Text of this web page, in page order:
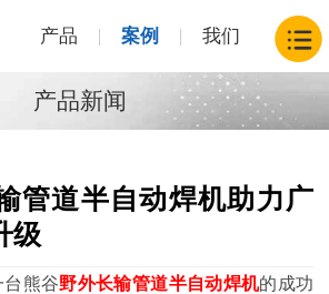
产品 案例 我们
产品新闻
管道半自动焊机助力广
级
台熊谷野外长输管道半自动焊机的成功